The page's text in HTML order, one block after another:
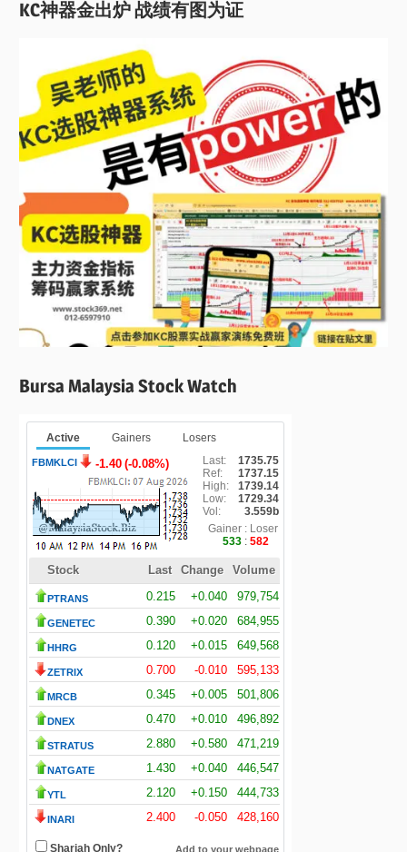
KC神器金出炉 战绩有图为证
Bursa Malaysia Stock Watch